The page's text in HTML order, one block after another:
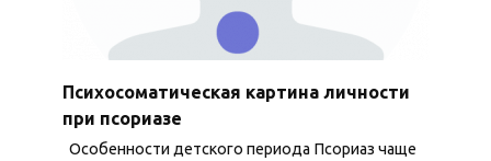
Психосоматическая картина личности
при псориазе
Особенности детского периода Псориаз чаще